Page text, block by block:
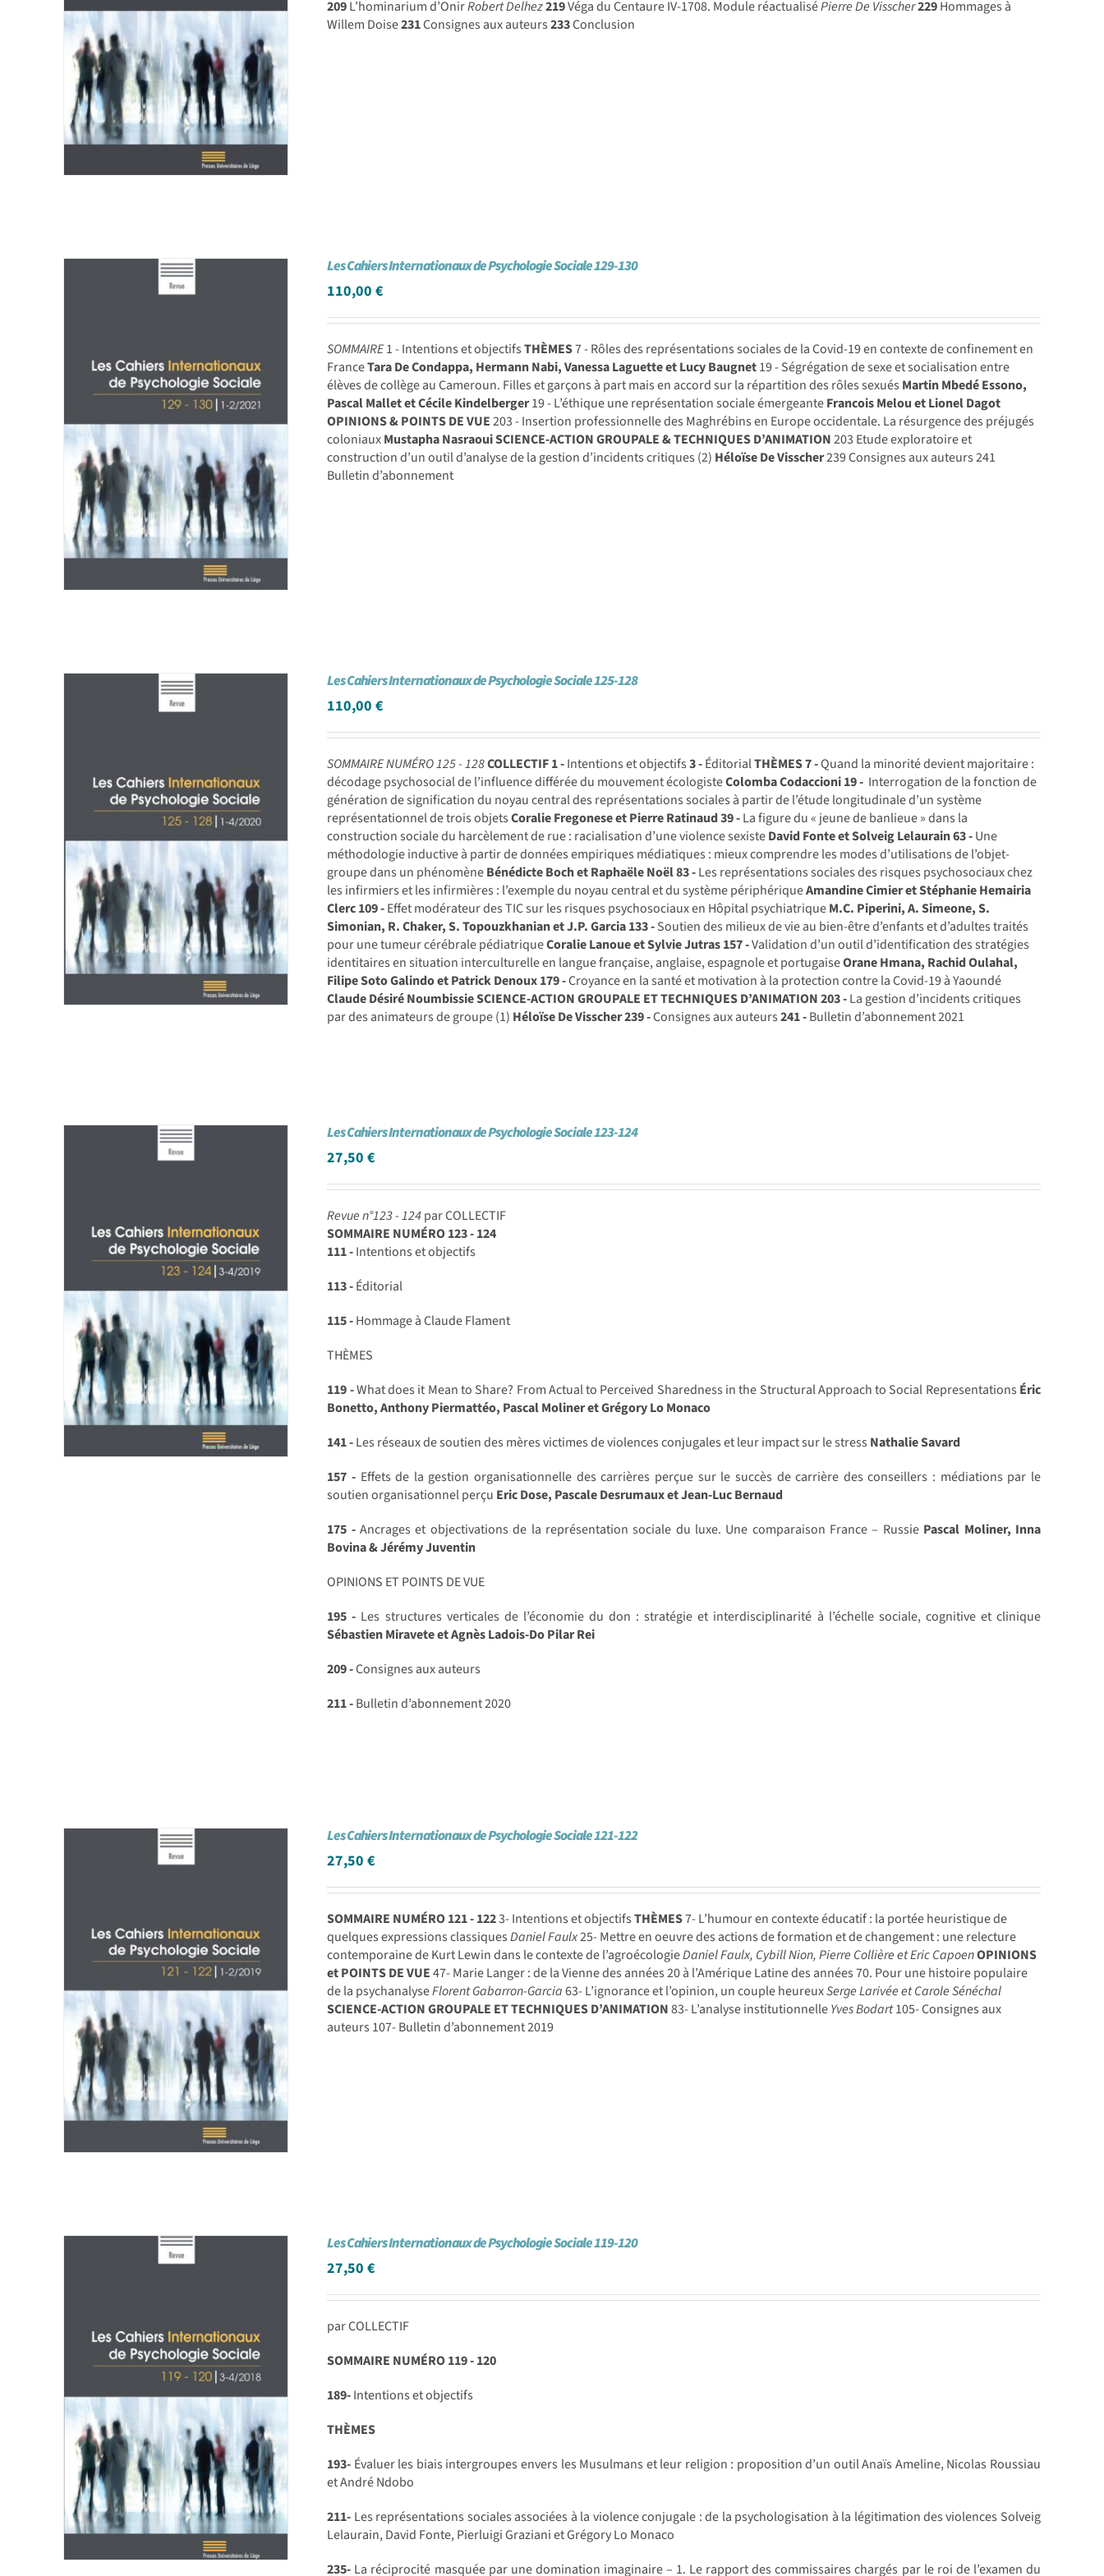
209L’hominarium d’OnirRobert Delhez219Véga du Centaure IV-1708. Module réactualiséPierre De Visscher229Hommages à
Willem Doise231Consignes aux auteurs233Conclusion
Les Cahiers Internationaux de Psychologie Sociale 129-130
110,00€
SOMMAIRE1 - Intentions et objectifsTHÈMES7 - Rôles des représentations sociales de la Covid-19 en contexte de confinement en
FranceTara De Condappa, Hermann Nabi, Vanessa Laguette et Lucy Baugnet19 - Ségrégation de sexe et socialisation entre
élèves de collège au Cameroun. Filles et garçons à part mais en accord sur la répartition des rôles sexués Martin Mbedé Essono,
Pascal Mallet et Cécile Kindelberger19 - L’éthique une représentation sociale émergeanteFrancois Melou et Lionel Dagot
OPINIONS & POINTS DE VUE203 - Insertion professionnelle des Maghrébins en Europe occidentale. La résurgence des préjugés
coloniauxMustapha NasraouiSCIENCE-ACTION GROUPALE & TECHNIQUES D’ANIMATION203 Etude exploratoire et
construction d’un outil d’analyse de la gestion d’incidents critiques (2) Héloïse De Visscher239 Consignes aux auteurs 241
Bulletin d’abonnement
Les Cahiers Internationaux de Psychologie Sociale 125-128
110,00€
SOMMAIRE NUMÉRO 125 - 128COLLECTIF1 -Intentions et objectifs3 -ÉditorialTHÈMES7 -Quand la minorité devient majoritaire :
décodage psychosocial de l’influence différée du mouvement écologisteColomba Codaccioni19 - Interrogation de la fonction de
génération de signification du noyau central des représentations sociales à partir de l’étude longitudinale d’un système
représentationnel de trois objetsCoralie Fregonese et Pierre Ratinaud39 -La figure du « jeune de banlieue » dans la
construction sociale du harcèlement de rue : racialisation d’une violence sexisteDavid Fonte et Solveig Lelaurain63 -Une
méthodologie inductive à partir de données empiriques médiatiques : mieux comprendre les modes d’utilisations de l’objet-
groupe dans un phénomèneBénédicte Boch et Raphaële Noël83 -Les représentations sociales des risques psychosociaux chez
les infirmiers et les infirmières : l’exemple du noyau central et du système périphériqueAmandine Cimier et Stéphanie Hemairia
Clerc109 -Effet modérateur des TIC sur les risques psychosociaux en Hôpital psychiatriqueM.C. Piperini, A. Simeone, S.
Simonian, R. Chaker, S. Topouzkhanian et J.P. Garcia133 -Soutien des milieux de vie au bien-être d’enfants et d’adultes traités
pour une tumeur cérébrale pédiatriqueCoralie Lanoue et Sylvie Jutras157 -Validation d’un outil d’identification des stratégies
identitaires en situation interculturelle en langue française, anglaise, espagnole et portugaiseOrane Hmana, Rachid Oulahal,
Filipe Soto Galindo et Patrick Denoux179 -Croyance en la santé et motivation à la protection contre la Covid-19 à Yaoundé
Claude Désiré NoumbissieSCIENCE-ACTION GROUPALE ET TECHNIQUES D’ANIMATION203 -La gestion d’incidents critiques
par des animateurs de groupe (1) Héloïse De Visscher239 -Consignes aux auteurs241 -Bulletin d’abonnement 2021
Les Cahiers Internationaux de Psychologie Sociale 123-124
27,50€
Revue n°123 - 124par COLLECTIF
SOMMAIRE NUMÉRO 123 - 124
111 -Intentions et objectifs
113 -Éditorial
115 -Hommage à Claude Flament
THÈMES
119 -What does it Mean to Share? From Actual to Perceived Sharedness in the Structural Approach to Social Representations Éric
Bonetto, Anthony Piermattéo, Pascal Moliner et Grégory Lo Monaco
141 -Les réseaux de soutien des mères victimes de violences conjugales et leur impact sur le stress Nathalie Savard
157 - Effets de la gestion organisationnelle des carrières perçue sur le succès de carrière des conseillers : médiations par le
soutien organisationnel perçu Eric Dose, Pascale Desrumaux et Jean-Luc Bernaud
175 -Ancrages et objectivations de la représentation sociale du luxe. Une comparaison France – Russie Pascal Moliner, Inna
Bovina & Jérémy Juventin
OPINIONS ET POINTS DE VUE
195 - Les structures verticales de l’économie du don : stratégie et interdisciplinarité à l’échelle sociale, cognitive et clinique
Sébastien Miravete et Agnès Ladois-Do Pilar Rei
209 -Consignes aux auteurs
211 -Bulletin d’abonnement 2020
Les Cahiers Internationaux de Psychologie Sociale 121-122
27,50€
SOMMAIRE NUMÉRO 121 - 1223- Intentions et objectifsTHÈMES7- L’humour en contexte éducatif : la portée heuristique de
quelques expressions classiquesDaniel Faulx25- Mettre en oeuvre des actions de formation et de changement : une relecture
contemporaine de Kurt Lewin dans le contexte de l’agroécologieDaniel Faulx, Cybill Nion, Pierre Collière et Eric CapoenOPINIONS
et POINTS DE VUE47- Marie Langer : de la Vienne des années 20 à l’Amérique Latine des années 70. Pour une histoire populaire
de la psychanalyseFlorent Gabarron-Garcia63- L’ignorance et l’opinion, un couple heureuxSerge Larivée et Carole Sénéchal
SCIENCE-ACTION GROUPALE ET TECHNIQUES D’ANIMATION83- L’analyse institutionnelleYves Bodart105- Consignes aux
auteurs 107- Bulletin d’abonnement 2019
Les Cahiers Internationaux de Psychologie Sociale 119-120
27,50€
par COLLECTIF
SOMMAIRE NUMÉRO 119 - 120
189-Intentions et objectifs
THÈMES
193- Évaluer les biais intergroupes envers les Musulmans et leur religion : proposition d’un outil Anaïs Ameline, Nicolas Roussiau
et André Ndobo
211- Les représentations sociales associées à la violence conjugale : de la psychologisation à la légitimation des violences Solveig
Lelaurain, David Fonte, Pierluigi Graziani et Grégory Lo Monaco
235- La réciprocité masquée par une domination imaginaire – 1. Le rapport des commissaires chargés par le roi de l’examen du